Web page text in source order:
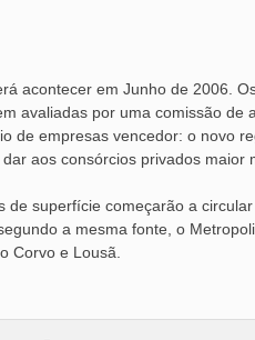
acontecer em Junho de 2006.
avaliadas por uma comissão de
de empresas vencedor: o novo
aos consórcios privados maior
superfície começarão a
a mesma fonte, o
Corvo e Lousã.